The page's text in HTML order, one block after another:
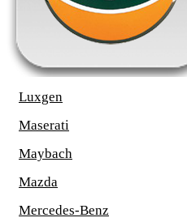
Luxgen
Maserati
Maybach
Mazda
Mercedes-Benz